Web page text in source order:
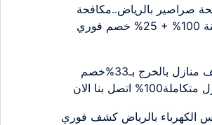
صراصير بالرياض..مكافحة
صراصير آمنة 100% + 25% خصم فوري
شركة تنظيف منازل بالخرج بـ33%خصم
اتصل بنا الان
الكهرباء بالرياض كشف فوري